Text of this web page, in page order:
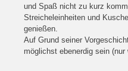
und Spaß nicht zu kurz
Streicheleinheiten und
genießen.
Auf Grund seiner
möglichst ebenerdig sein (nur